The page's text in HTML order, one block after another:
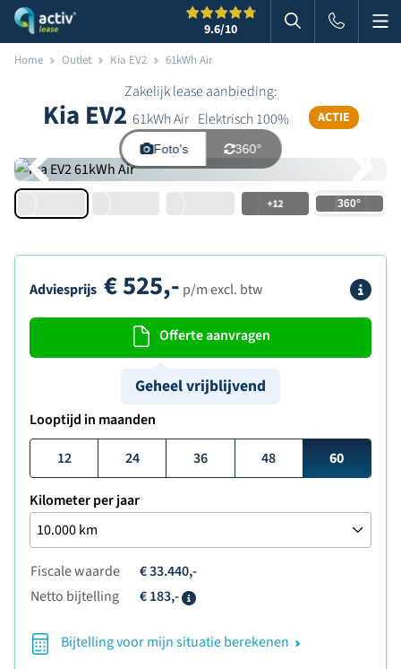
9.6/10 Zoeken in
Home Outlet Kia EV2 61kWh Air
Zakelijk lease aanbieding:
Kia EV2 61kWh Air Elektrisch 100% ACTIE
Foto's 360°
+12
Adviesprijs €525,- p/m excl. btw
Offerte aanvragen
Geheel vrijblijvend
Looptijd in maanden
12
24 36 48 60
Kilometer per jaar
Fiscale waarde
€ 33.440,-
Netto bijtelling
€ 183,-
Bijtelling voor mijn situatie berekenen